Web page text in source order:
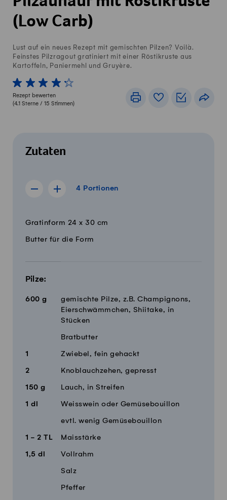
(Low Carb)
Lust auf ein neues Rezept mit gemischten Pilzen? Voilà.
Feinstes Pilzragout gratiniert mit einer Röstikruste aus
Kartoffeln, Paniermehl und Gruyère.
1 von 5 Sterne
2 von 5 Sterne
3 von 5 Sterne
4 von 5 Sterne
5 von 5 Sterne
Rezept bewerten
(4.1 Sterne / 15 Stimmen)
DruckenRezeptbuch
Zutaten
4 Portionen
Rezept für 3 Portionen anzeigen
Rezept für 5 Portionen anzeigen
4 Portionen
MengeZutaten
Gratinform 24 x 30 cm
Butter für die Form
Pilze:
600 g
gemischte Pilze, z.B. Champignons,
Eierschwämmchen, Shiitake, in
Stücken
Bratbutter
1 Zwiebel, fein gehackt
2 Knoblauchzehen, gepresst
150 g Lauch, in Streifen
1 dl Weisswein oder Gemüsebouillon
evtl. wenig Gemüsebouillon
1 - 2 TL Maisstärke
1,5 dl Vollrahm
Salz
Pfeffer